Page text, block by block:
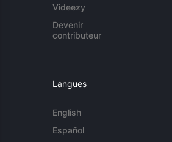
Videezy
Devenir
contributeur
Langues
English
Español